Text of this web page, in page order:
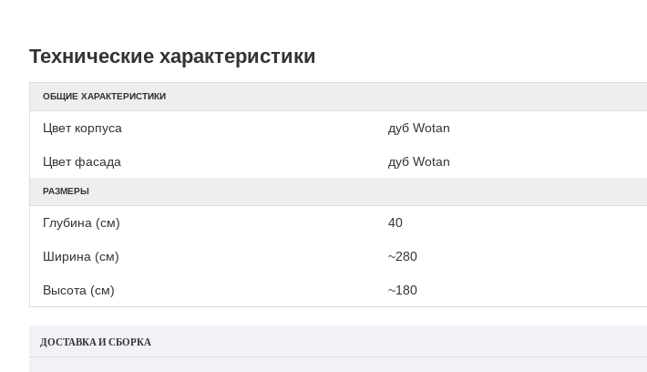
Технические характеристики
ОБЩИЕ ХАРАКТЕРИСТИКИ
Цвет корпуса дуб Wotan
Цвет фасада дуб Wotan
РАЗМЕРЫ
Глубина (см) 40
Ширина (см) ~280
Высота (см) ~180
ДОСТАВКА И СБОРКА